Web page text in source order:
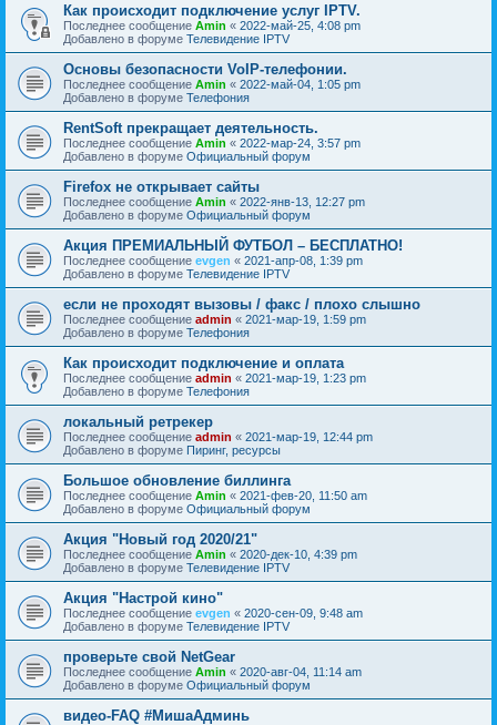
Как происходит подключение услуг IPTV.
Последнее сообщение Amin « 2022-май-25, 4:08 pm
Добавлено в форуме Телевидение IPTV
Основы безопасности VoIP-телефонии.
Последнее сообщение Amin « 2022-май-04, 1:05 pm
Добавлено в форуме Телефония
RentSoft прекращает деятельность.
Последнее сообщение Amin « 2022-мар-24, 3:57 pm
Добавлено в форуме Официальный форум
Firefox не открывает сайты
Последнее сообщение Amin « 2022-янв-13, 12:27 pm
Добавлено в форуме Официальный форум
Акция ПРЕМИАЛЬНЫЙ ФУТБОЛ – БЕСПЛАТНО!
Последнее сообщение evgen « 2021-апр-08, 1:39 pm
Добавлено в форуме Телевидение IPTV
если не проходят вызовы / факс / плохо слышно
Последнее сообщение admin « 2021-мар-19, 1:59 pm
Добавлено в форуме Телефония
Как происходит подключение и оплата
Последнее сообщение admin « 2021-мар-19, 1:23 pm
Добавлено в форуме Телефония
локальный ретрекер
Последнее сообщение admin « 2021-мар-19, 12:44 pm
Добавлено в форуме Пиринг, ресурсы
Большое обновление биллинга
Последнее сообщение Amin « 2021-фев-20, 11:50 am
Добавлено в форуме Официальный форум
Акция "Новый год 2020/21"
Последнее сообщение Amin « 2020-дек-10, 4:39 pm
Добавлено в форуме Телевидение IPTV
Акция "Настрой кино"
Последнее сообщение evgen « 2020-сен-09, 9:48 am
Добавлено в форуме Телевидение IPTV
проверьте свой NetGear
Последнее сообщение Amin « 2020-авг-04, 11:14 am
Добавлено в форуме Официальный форум
видео-FAQ #МишаАдминь